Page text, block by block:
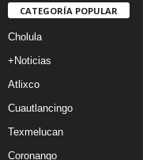
CATEGORÍA POPULAR
Cholula
+Noticias
Atlixco
Cuautlancingo
Texmelucan
Coronango